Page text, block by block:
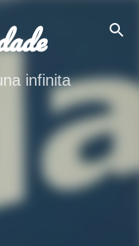
infinita